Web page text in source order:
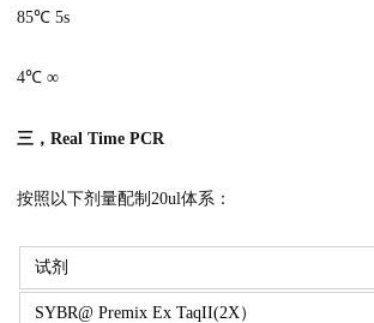
85℃ 5s
4℃ ∞
三，Real Time PCR
按照以下剂量配制20ul体系：
试剂
SYBR@ Premix Ex TaqII(2X）